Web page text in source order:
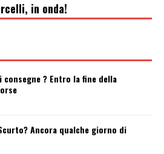
in onda!
consegne ? Entro la fine della
Ancora qualche giorno di